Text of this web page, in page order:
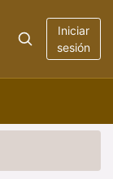
Iniciar
sesión